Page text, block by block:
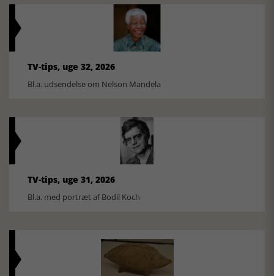
TV-tips, uge 32, 2026
Bl.a. udsendelse om Nelson Mandela
TV-tips, uge 31, 2026
Bl.a. med portræt af Bodil Koch